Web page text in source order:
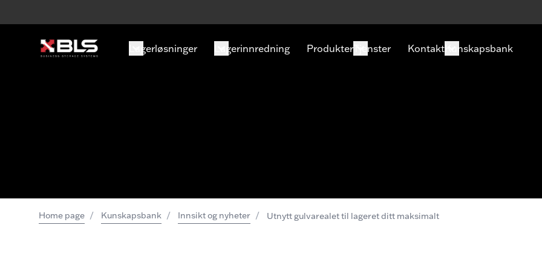
Lagerløsninger Lagerinnredning Produkter Tjenster Kontakt Kunskapsbank
Home page / Kunskapsbank / Innsikt og nyheter / Utnytt gulvarealet til lageret ditt maksimalt